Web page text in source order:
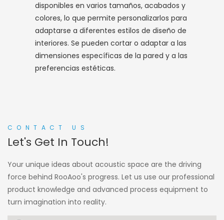
disponibles en varios tamaños, acabados y
colores, lo que permite personalizarlos para
adaptarse a diferentes estilos de diseño de
interiores. Se pueden cortar o adaptar a las
dimensiones específicas de la pared y a las
preferencias estéticas.
CONTACT US
Let's Get In Touch!
Your unique ideas about acoustic space are the driving
force behind RooAoo's progress. Let us use our professional
product knowledge and advanced process equipment to
turn imagination into reality.